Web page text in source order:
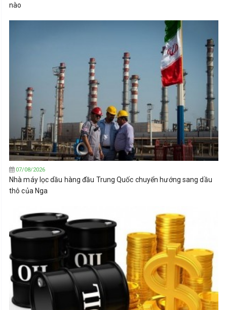
nào
07/08/2026
Nhà máy lọc dầu hàng đầu Trung Quốc chuyển hướng sang dầu
thô của Nga